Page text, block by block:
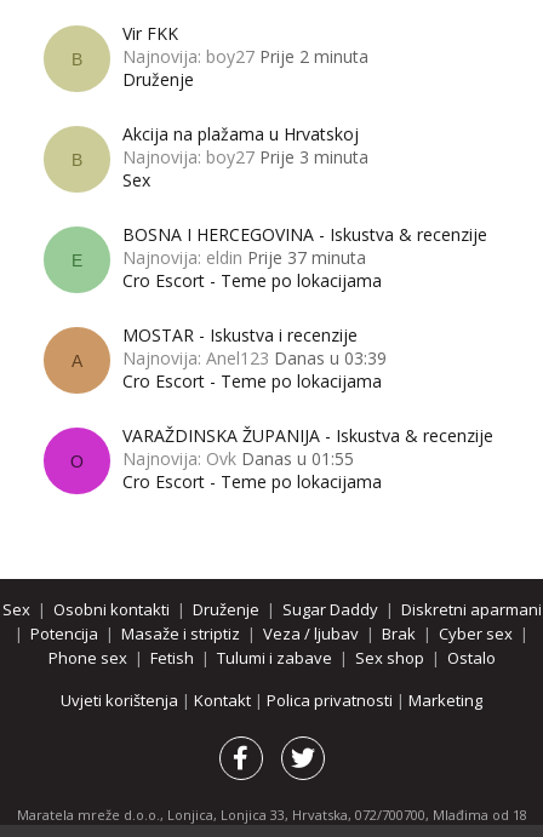
B
Vir FKK
Najnovija: boy27 Prije 2 minuta
Druženje
B
Akcija na plažama u Hrvatskoj
Najnovija: boy27 Prije 3 minuta
Sex
E
BOSNA I HERCEGOVINA - Iskustva & recenzije
Najnovija: eldin Prije 37 minuta
Cro Escort - Teme po lokacijama
A
MOSTAR - Iskustva i recenzije
Najnovija: Anel123 Danas u 03:39
Cro Escort - Teme po lokacijama
O
VARAŽDINSKA ŽUPANIJA - Iskustva & recenzije
Najnovija: Ovk Danas u 01:55
Cro Escort - Teme po lokacijama
Sex| Osobni kontakti | Druženje | Sugar Daddy| Diskretni aparmani
| Potencija | Masaže i striptiz | Veza / ljubav | Brak | Cyber sex |
Phone sex| Fetish | Tulumi i zabave | Sex shop | Ostalo
Uvjeti korištenja | Kontakt | Polica privatnosti | Marketing
Maratela mreže d.o.o., Lonjica, Lonjica 33, Hrvatska, 072/700700, Mlađima od 18